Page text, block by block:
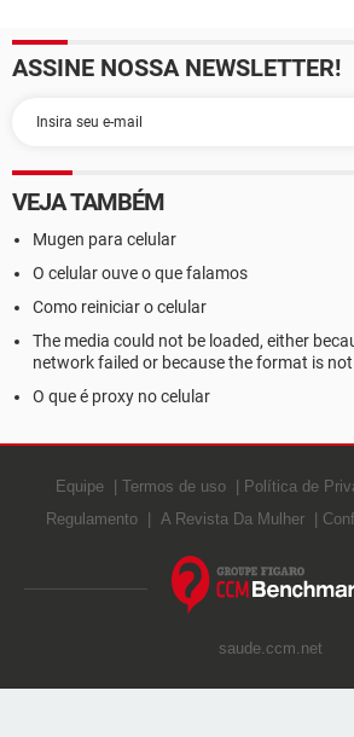
ASSINE NOSSA NEWSLETTER!
VEJA TAMBÉM
Mugen para celular
O celular ouve o que falamos
Como reiniciar o celular
The media could not be loaded, either
network failed or because the format is
O que é proxy no celular
Equipe Termos de uso Política de
Regulamento
A Revista Da Mulher
saude.ccm.net